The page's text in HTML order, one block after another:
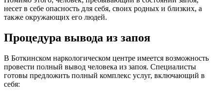
несет в себе опасность для себя, своих родных и близких, а
также окружающих его людей.
Процедура вывода из запоя
В Боткинском наркологическом центре имеется возможность
провести полный вывод человека из запоя. Специалисты
готовы предложить полный комплекс услуг, включающий в
себя: